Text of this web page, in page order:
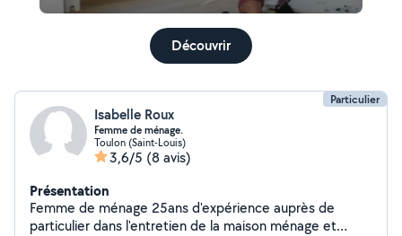
Découvrir
Particulier
Isabelle Roux
Femme de ménage.
Toulon (Saint-Louis)
3,6/5 (8 avis)
Présentation
Femme de ménage 25ans d'expérience auprès de
particulier dans l'entretien de la maison ménage et